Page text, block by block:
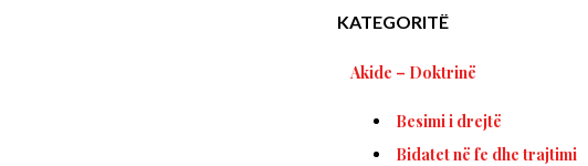
KATEGORITË
Akide – Doktrinë
Besimi i drejtë
Bidatet në fe dhe trajtimi